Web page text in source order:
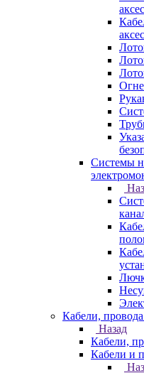
Системы
Кабели,
Назад
Кабели,
Кабели и